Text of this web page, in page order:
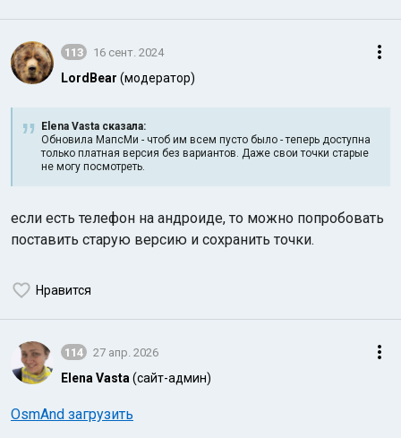
113 16 сент. 2024
LordBear (модератор)
Elena Vasta сказалa:
Обновила МапсМи - чтоб им всем пусто было - теперь доступна
только платная версия без вариантов. Даже свои точки старые
не могу посмотреть.
если есть телефон на андроиде, то можно попробовать
поставить старую версию и сохранить точки.
Нравится
114 27 апр. 2026
Elena Vasta(сайт-админ)
OsmAnd загрузить